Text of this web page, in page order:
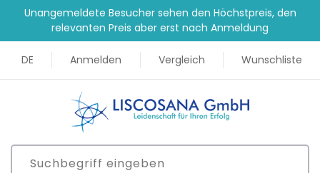
Unangemeldete Besucher sehen den Höchstpreis, den
relevanten Preis aber erst nach Anmeldung
DE Anmelden Vergleich Wunschliste